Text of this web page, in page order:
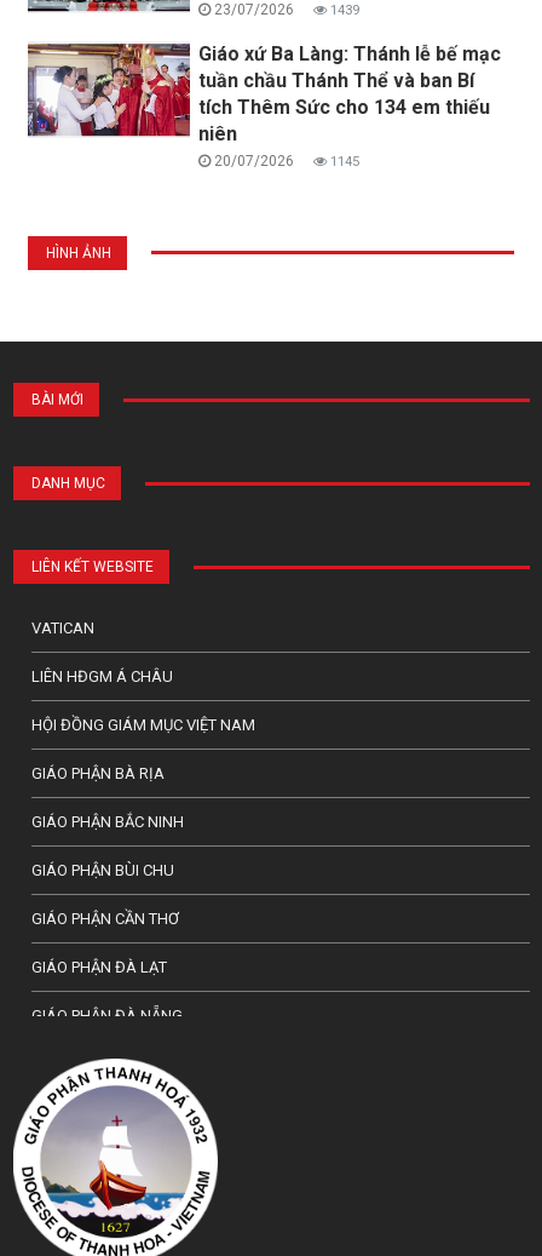
23/07/2026 1439
Giáo xứ Ba Làng: Thánh lễ bế mạc
tuần chầu Thánh Thể và ban Bí
tích Thêm Sức cho 134 em thiếu
niên
20/07/2026 1145
HÌNH ẢNH
BÀI MỚI
DANH MỤC
LIÊN KẾT WEBSITE
VATICAN
LIÊN HĐGM Á CHÂU
HỘI ĐỒNG GIÁM MỤC VIỆT NAM
GIÁO PHẬN BÀ RỊA
GIÁO PHẬN BẮC NINH
GIÁO PHẬN BÙI CHU
GIÁO PHẬN CẦN THƠ
GIÁO PHẬN ĐÀ LẠT
GIÁO PHẬN ĐÀ NẴNG
TỔNG GIÁO PHẬN HÀ NỘI
GIÁO PHẬN HẢI PHÒNG
TỔNG GIÁO PHẬN HUẾ
GIÁO PHẬN HƯNG HOÁ